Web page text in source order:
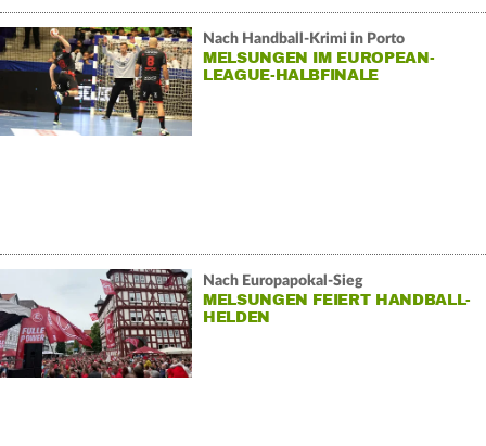
Nach Handball-Krimi in Porto
MELSUNGEN IM EUROPEAN-
LEAGUE-HALBFINALE
Nach Europapokal-Sieg
MELSUNGEN FEIERT HANDBALL-
HELDEN